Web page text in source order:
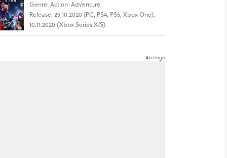
Genre: Action-Adventure
Release: 29.10.2020 (PC, PS4, PS5, Xbox One),
10.11.2020 (Xbox Series X/S)